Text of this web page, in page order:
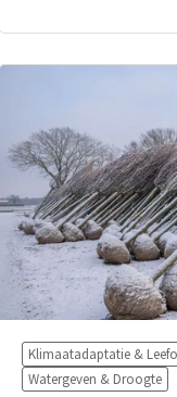
Klimaatadaptatie &
Watergeven & Droogte